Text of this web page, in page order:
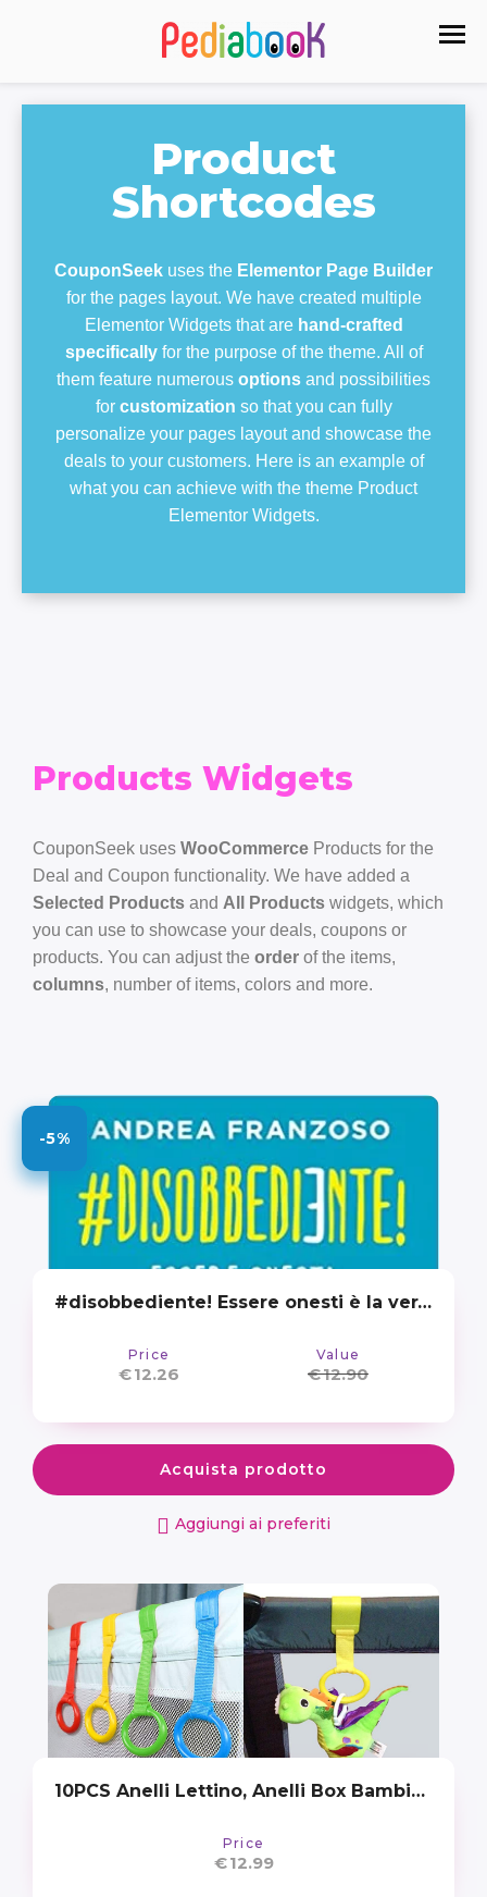
Product
Shortcodes
CouponSeek uses the Elementor Page Builder
for the pages layout. We have created multiple
Elementor Widgets that are hand-crafted
specificallyfor the purpose of the theme. All of
them feature numerous options and possibilities
for customization so that you can fully
personalize your pages layout and showcase the
deals to your customers. Here is an example of
what you can achieve with the theme Product
Elementor Widgets.
Products Widgets
CouponSeek uses WooCommerce Products for the
Deal and Coupon functionality. We have added a
Selected Products and All Products widgets, which
you can use to showcase your deals, coupons or
products. You can adjust the order of the items,
columns, number of items, colors and more.
-5%
#disobbediente! Essere onesti è la vera rivoluzione
Price
€12.26
Value
€12.90
Acquista prodotto
Aggiungi ai preferiti
10PCS Anelli Lettino, Anelli Box Bambini, Culla e Lettino Aiuta il Bambino a Imparare a Stare in Piedi(Taglia grande)
Price
€12.99